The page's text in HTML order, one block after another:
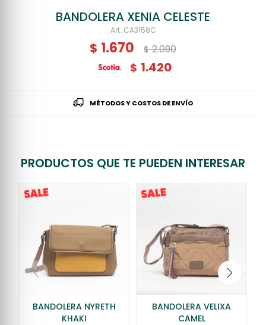
BANDOLERA XENIA CELESTE
CA3158C
$ 1.670 $ 2.090
$ 1.420
MÉTODOS Y COSTOS DE ENVÍO
PRODUCTOS QUE TE PUEDEN INTERESAR
BANDOLERA NYRETH
KHAKI
BANDOLERA VELIXA
CAMEL